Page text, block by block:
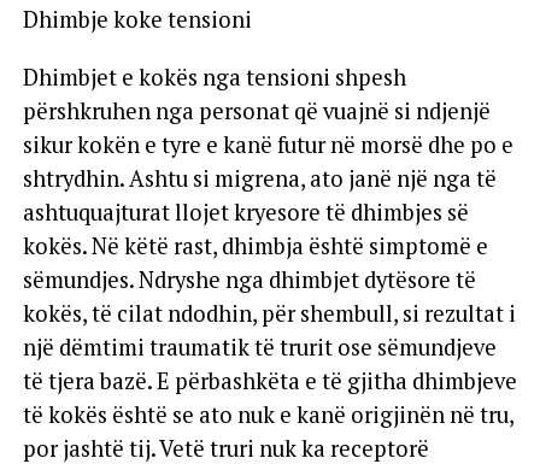
Dhimbje koke tensioni
Dhimbjet e kokës nga tensioni shpesh
përshkruhen nga personat që vuajnë si ndjenjë
sikur kokën e tyre e kanë futur në morsë dhe po e
shtrydhin. Ashtu si migrena, ato janë një nga të
ashtuquajturat llojet kryesore të dhimbjes së
kokës. Në këtë rast, dhimbja është simptomë e
sëmundjes. Ndryshe nga dhimbjet dytësore të
kokës, të cilat ndodhin, për shembull, si rezultat i
një dëmtimi traumatik të trurit ose sëmundjeve
të tjera bazë. E përbashkëta e të gjitha dhimbjeve
të kokës është se ato nuk e kanë origjinën në tru,
por jashtë tij. Vetë truri nuk ka receptorë